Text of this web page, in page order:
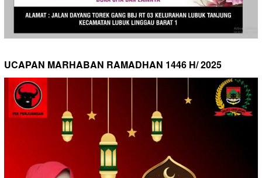
UCAPAN MARHABAN RAMADHAN 1446 H/ 2025